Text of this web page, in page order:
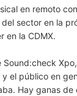
en remoto
sector en la
en la CDMX.
el público en
Hay ganas de